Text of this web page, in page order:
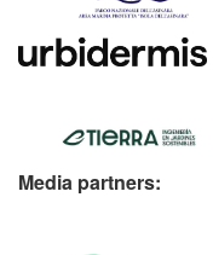
Media partners: